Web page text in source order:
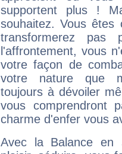
supportent plus !
souhaitez. Vous
transformerez
l'affrontement, vous
votre façon de
votre nature que
toujours à dévoiler
vous comprendront
charme d'enfer vous
Avec la Balance en